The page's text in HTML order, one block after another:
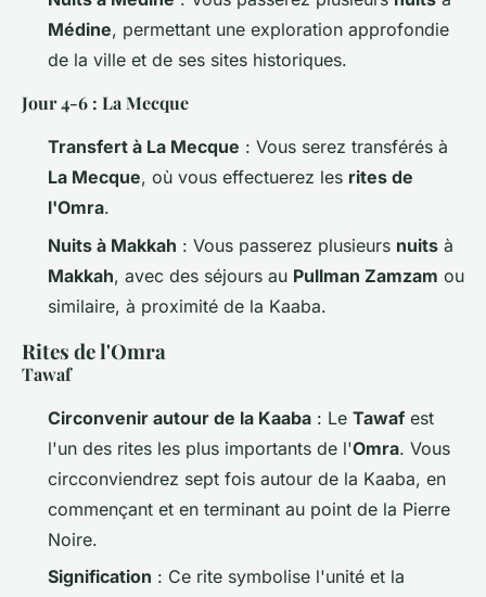
Médine, permettant une exploration approfondie
de la ville et de ses sites historiques.
Jour 4-6 : La Mecque
Transfert à La Mecque : Vous serez transférés à
La Mecque, où vous effectuerez les rites de
l'Omra.
Nuits à Makkah : Vous passerez plusieurs nuits à
Makkah, avec des séjours au Pullman Zamzam ou
similaire, à proximité de la Kaaba.
Rites de l'Omra
Tawaf
Circonvenir autour de la Kaaba : Le Tawaf est
l'un des rites les plus importants de l'Omra. Vous
circconviendrez sept fois autour de la Kaaba, en
commençant et en terminant au point de la Pierre
Noire.
Signification : Ce rite symbolise l'unité et la